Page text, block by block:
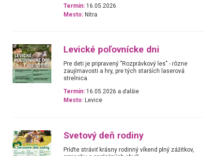
Termín: 16.05.2026
Mesto: Nitra
Levické poľovnícke dni
Pre deti je pripravený "Rozprávkový les" - rôzne
zaujímavosti a hry, pre tých starších laserová
strelnica.
Termín: 16.05.2026 a ďalšie
Mesto: Levice
Svetový deň rodiny
Príďte stráviť krásny rodinný víkend plný zážitkov,